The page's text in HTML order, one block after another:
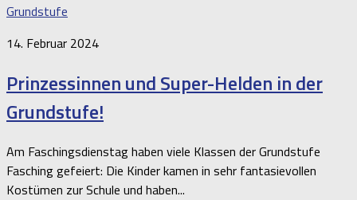
Grundstufe
14. Februar 2024
Prinzessinnen und Super-Helden in der
Grundstufe!
Am Faschingsdienstag haben viele Klassen der Grundstufe
Fasching gefeiert: Die Kinder kamen in sehr fantasievollen
Kostümen zur Schule und haben...